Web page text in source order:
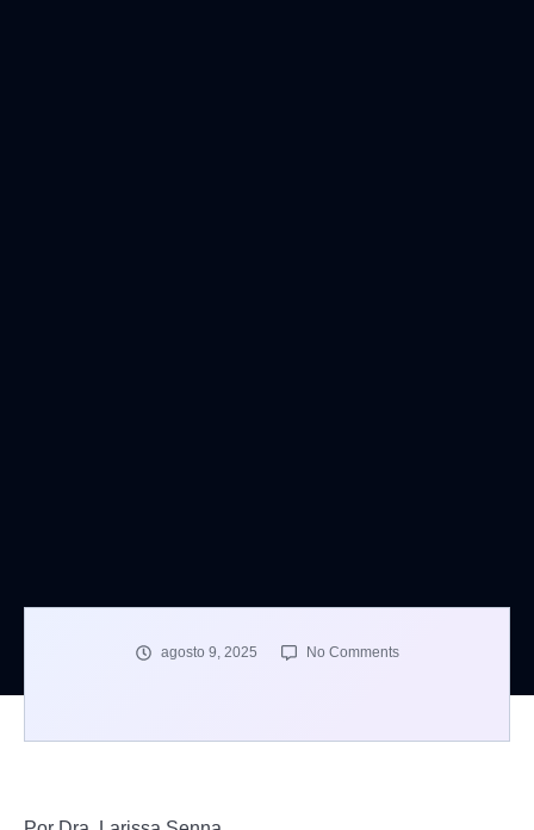
agosto 9, 2025 No Comments